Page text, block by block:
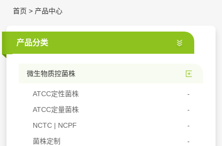
首页 > 产品中心
产品分类
微生物质控菌株
ATCC定性菌株
ATCC定量菌株
NCTC | NCPF
菌株定制